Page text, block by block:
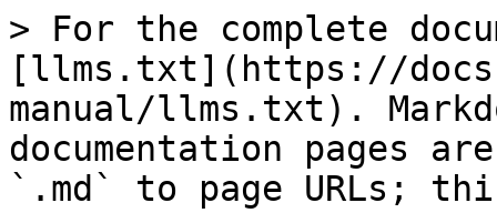
> For the complete
[llms.txt](https://
manual/llms.txt).
documentation pages
`.md` to page URLs;